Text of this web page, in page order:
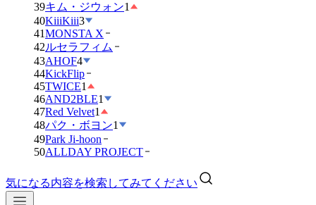
39キム・ジウォン1
40KiiiKiii3
41MONSTA X
42ルセラフィム
43AHOF4
44KickFlip
45TWICE1
46AND2BLE1
47Red Velvet1
48パク・ボヨン1
49Park Ji-hoon
50ALLDAY PROJECT
気になる内容を検索してみてください